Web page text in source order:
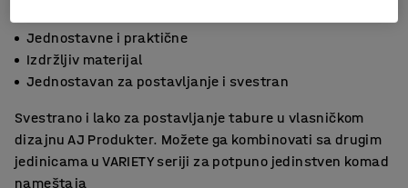
Jednostavne i praktične
Izdržljiv materijal
Jednostavan za postavljanje i svestran
Svestrano i lako za postavljanje tabure u vlasničkom
dizajnu AJ Produkter. Možete ga kombinovati sa drugim
jedinicama u VARIETY seriji za potpuno jedinstven komad
nameštaja